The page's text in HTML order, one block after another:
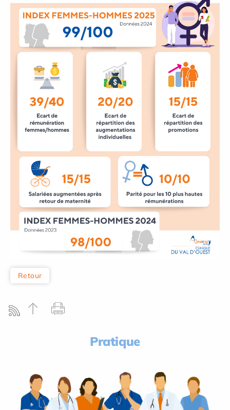
Retour
Pratique